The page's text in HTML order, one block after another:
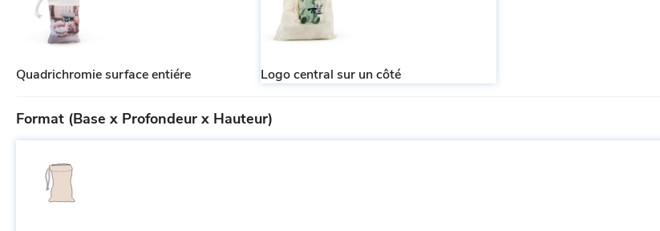
Quadrichromie surface entiére Logo central sur un côté
Format (Base x Profondeur x Hauteur)